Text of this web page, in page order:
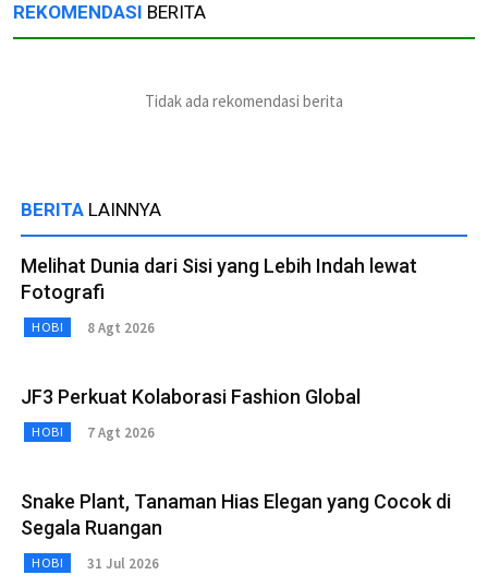
REKOMENDASI BERITA
Tidak ada rekomendasi berita
BERITA LAINNYA
Melihat Dunia dari Sisi yang Lebih Indah lewat
Fotografi
HOBI 8 Agt 2026
JF3 Perkuat Kolaborasi Fashion Global
HOBI 7 Agt 2026
Snake Plant, Tanaman Hias Elegan yang Cocok di
Segala Ruangan
HOBI 31 Jul 2026